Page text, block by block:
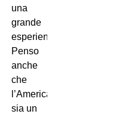
una
grande
esperienza.
Penso
anche
che
l’America
sia un